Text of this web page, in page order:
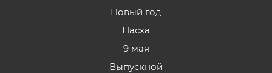
Новый год
Пасха
9 мая
Выпускной